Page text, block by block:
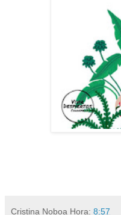
Cristina Noboa Hora: 8:57